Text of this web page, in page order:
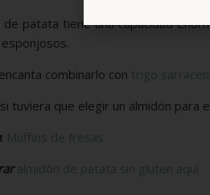
de patata tiene una capacidad
combinarlo con trigo
si tuviera que elegir un almidón
: Muffins de fresas
almidón de patata sin gluten aquí